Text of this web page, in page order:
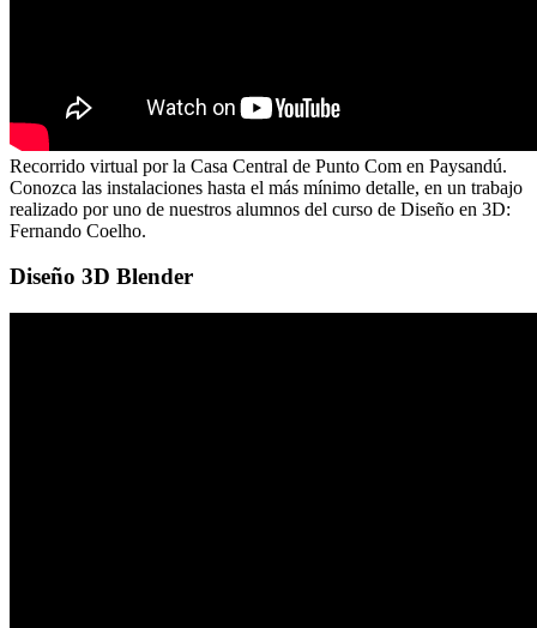
Recorrido virtual por la Casa Central de Punto Com en Paysandú.
Conozca las instalaciones hasta el más mínimo detalle, en un trabajo
realizado por uno de nuestros alumnos del curso de Diseño en 3D:
Fernando Coelho.
Diseño 3D Blender